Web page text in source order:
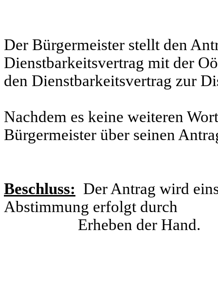
Der Bürgermeister stellt den
Dienstbarkeitsvertrag mit der
den Dienstbarkeitsvertrag zur
Nachdem es keine weiteren
Bürgermeister über seinen
Beschluss: Der Antrag wird
Abstimmung erfolgt durch
Erheben der Hand.